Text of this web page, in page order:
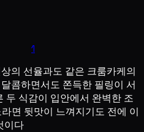
1
의 선율과도 같은 크룸카케의
콤하면서도 쫀득한 필링이 서
두 식감이 입안에서 완벽한 조
면 뒷맛이 느껴지기도 전에 이
이다